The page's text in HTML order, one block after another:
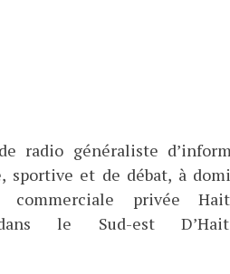
radio généraliste
sportive et de débat, à
commerciale privée
dans le Sud-est